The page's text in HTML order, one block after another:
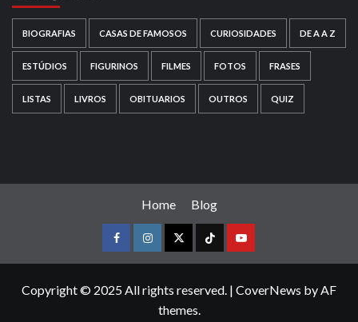
BIOGRAFIAS CASAS DE FAMOSOS CURIOSIDADES DE A A Z
ESTÚDIOS FIGURINOS FILMES FOTOS FRASES
LISTAS LIVROS OBITUARIOS OUTROS QUIZ
Home Blog
FacebookinstagramtwitterTiktokyoutube
Copyright © 2025 All rights reserved. | CoverNews by AF
themes.